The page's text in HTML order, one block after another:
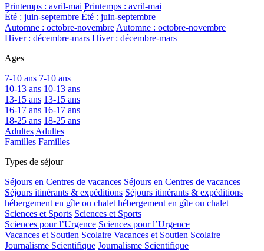
Printemps : avril-mai Printemps : avril-mai
Été : juin-septembre Été : juin-septembre
Automne : octobre-novembre Automne : octobre-novembre
Hiver : décembre-mars Hiver : décembre-mars
Ages
7-10 ans 7-10 ans
10-13 ans 10-13 ans
13-15 ans 13-15 ans
16-17 ans 16-17 ans
18-25 ans 18-25 ans
Adultes Adultes
Familles Familles
Types de séjour
Séjours en Centres de vacances Séjours en Centres de vacances
Séjours itinérants & expéditions Séjours itinérants & expéditions
hébergement en gîte ou chalet hébergement en gîte ou chalet
Sciences et Sports Sciences et Sports
Sciences pour l’Urgence Sciences pour l’Urgence
Vacances et Soutien Scolaire Vacances et Soutien Scolaire
Journalisme Scientifique Journalisme Scientifique